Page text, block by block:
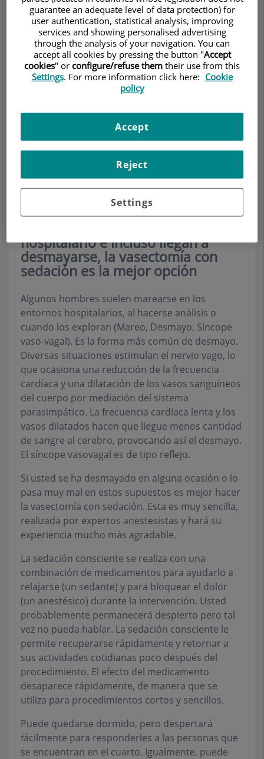
ContactRelevant details
Make an appointment
Vasectomía con sedación
Para las personas aprensivas que
hospitalario e incluso llegan a
desmayarse, la vasectomía con
sedación es la mejor opción
Algunos hombres suelen marearse en los
entornos hospitalarios, al hacerse análisis o
cuando los exploran (Mareo, Desmayo, Síncope
vaso-vagal). Es la forma más común de desmayo.
Diversas situaciones estimulan el nervio vago, lo
que ocasiona una reducción de la frecuencia
cardíaca y una dilatación de los vasos sanguíneos
del cuerpo por mediación del sistema
parasimpático. La frecuencia cardíaca lenta y los
vasos dilatados hacen que llegue menos cantidad
de sangre al cerebro, provocando así el desmayo.
El síncope vasovagal es de tipo reflejo.
Si usted se ha desmayado en alguna ocasión o lo
pasa muy mal en estos supuestos es mejor hacer
la vasectomía con sedación. Esta es muy sencilla,
realizada por expertos anestesistas y hará su
experiencia mucho más agradable.
La sedación consciente se realiza con una
combinación de medicamentos para ayudarlo a
relajarse (un sedante) y para bloquear el dolor
(un anestésico) durante la intervención. Usted
probablemente permanecerá despierto pero tal
vez no pueda hablar. La sedación consciente le
permite recuperarse rápidamente y retornar a
sus actividades cotidianas poco después del
procedimiento. El efecto del medicamento
desaparece rápidamente, de manera que se
utiliza para procedimientos cortos y sencillos.
Puede quedarse dormido, pero despertará
fácilmente para responderles a las personas que
se encuentran en el cuarto. Igualmente, puede
guarantee an adequate level of data protection) for
user authentication, statistical analysis, improving
services and showing personalised advertising
through the analysis of your navigation. You can
accept all cookies by pressing the button "Accept
cookies" or configure/refuse them their use from this
Settings. For more information click here: Cookie
policy
Settings
Reject
Accept